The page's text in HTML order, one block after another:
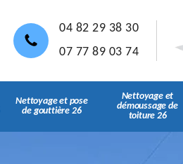
04 82 29 38 30
07 77 89 03 74
Nettoyage et pose
de gouttière 26
Nettoyage et
démoussage de
toiture 26